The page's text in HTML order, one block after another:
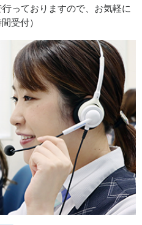
っておりますので、お気軽に
受付）